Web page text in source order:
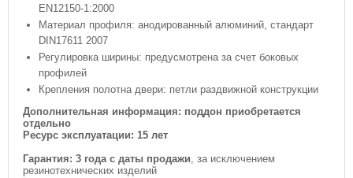
EN12150-1:2000
Материал профиля: анодированный алюминий, стандарт
DIN17611 2007
Регулировка ширины: предусмотрена за счет боковых
профилей
Крепления полотна двери: петли раздвижной конструкции
Дополнительная информация: поддон приобретается
отдельно
Ресурс эксплуатации: 15 лет
Гарантия: 3 года с даты продажи, за исключением
резинотехнических изделий